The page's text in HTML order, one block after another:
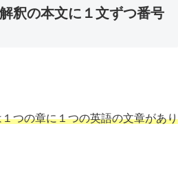
釈の本文に１文ずつ番号
つの章に１つの英語の文章があり